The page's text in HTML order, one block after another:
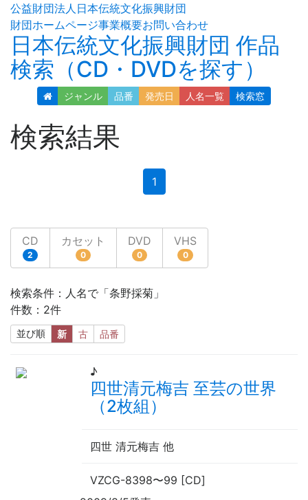
公益財団法人日本伝統文化振興財団
財団ホームページ事業概要お問い合わせ
日本伝統文化振興財団 作品
検索（CD・DVDを探す）
ジャンル 品番 発売日 人名一覧 検索窓
検索結果
1(current)
CD
2
カセット
0
DVD
0
VHS
0
検索条件：人名で「条野採菊」
件数：2件
並び順 新 古 品番
♪
四世清元梅吉 至芸の世界
（2枚組）
四世 清元梅吉 他
VZCG-8398〜99 [CD]